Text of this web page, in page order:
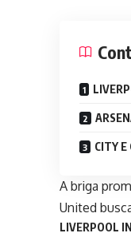
CITY E
A briga
United
LIVERPOOL